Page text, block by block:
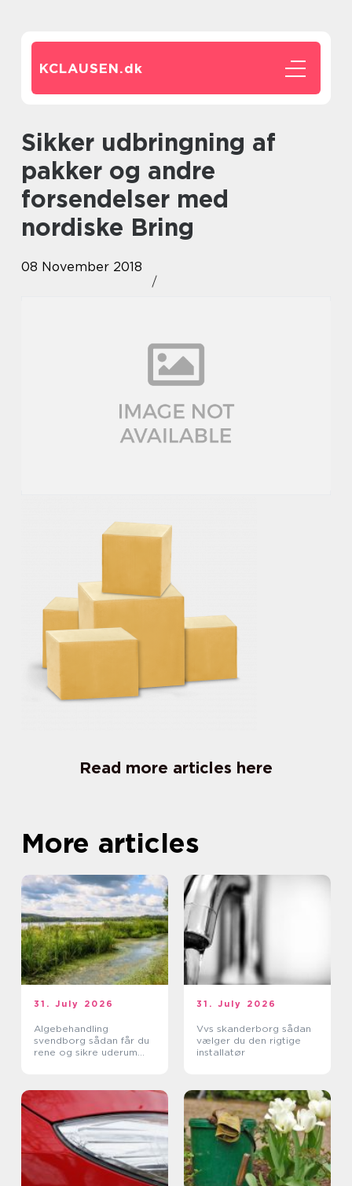
KCLAUSEN.dk
Sikker udbringning af
pakker og andre
forsendelser med
nordiske Bring
08 November 2018
Read more articles here
More articles
31. July 2026
Algebehandling
svendborg sådan får du
rene og sikre uderum
31. July 2026
Vvs skanderborg sådan
vælger du den rigtige
installatør